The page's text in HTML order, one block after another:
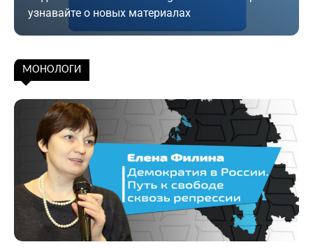
узнавайте о новых материалах
Подписаться
МОНОЛОГИ